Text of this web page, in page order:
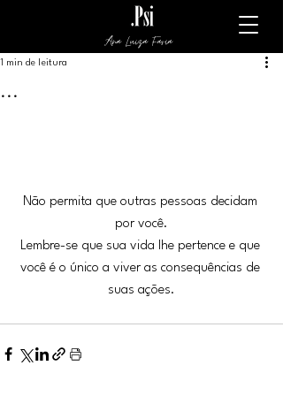
Ana Luiza Faria
...
1 min de leitura
Não permita que outras pessoas decidam
por você.
Lembre-se que sua vida lhe pertence e que
você é o único a viver as consequências de
suas ações.